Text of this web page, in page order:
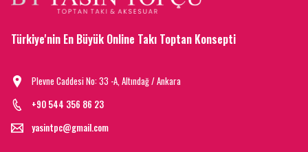
Türkiye'nin En Büyük Online Takı Toptan Konsepti
Plevne Caddesi No: 33 -A, Altındağ / Ankara
+90 544 356 86 23
yasintpc@gmail.com